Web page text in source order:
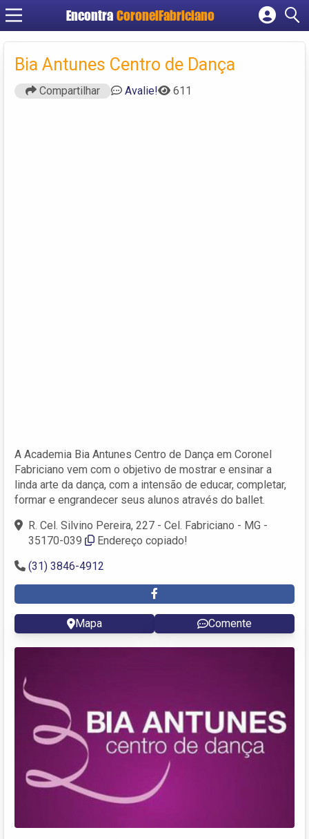
Encontra CoronelFabriciano
Cadastrar empresa
Criar conta
Bia Antunes Centro de Dança
Compartilhar Avalie! 611
A Academia Bia Antunes Centro de Dança em Coronel
Fabriciano vem com o objetivo de mostrar e ensinar a
linda arte da dança, com a intensão de educar, completar,
formar e engrandecer seus alunos através do ballet.
R. Cel. Silvino Pereira, 227 - Cel. Fabriciano - MG -
35170-039
Endereço copiado!
(31) 3846-4912
Mapa Comente